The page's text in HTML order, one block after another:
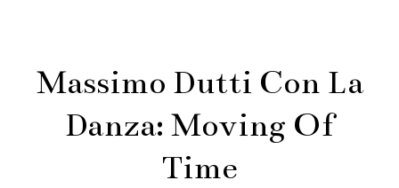
Massimo Dutti Con La
Danza: Moving Of
Time